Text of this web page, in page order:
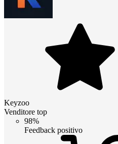
Keyzoo
Venditore top
98%
Feedback positivo